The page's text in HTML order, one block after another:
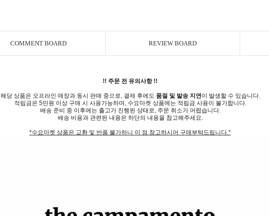
COMMENT BOARD REVIEW BOARD
!! 주문 전 유의사항 !!
해당 상품은 오프라인 매장과 동시 판매 중으로, 결제 후에도 품절 및 발송 지연이 발생할 수 있습니다.
적립금은 5만원 이상 구매 시 사용가능하며, 수요마켓 상품에는 적립금 사용이 불가합니다.
배송 준비 중 이후에는 출고가 진행된 상태로, 주문 취소가 어렵습니다.
배송 비용과 관련된 내용은 하단의 내용을 참고해주세요.
*수요마켓 상품은 교환 및 반품 불가하니 이 점 참고하시어 구매부탁드립니다.*